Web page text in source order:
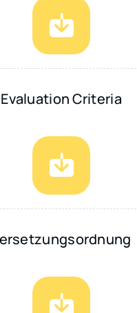
Evaluation Criteria